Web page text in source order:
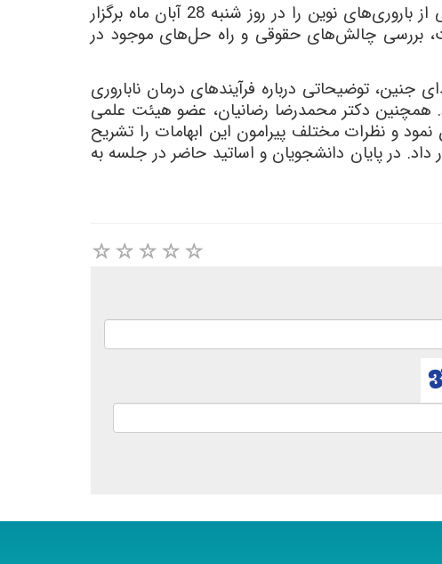
گروه حقوق با همکاری کمیته علمی دانشجویی انجمن فقه و حقوق خانواده ایران نشست دعاوی ناشی از باروری‌های نوین را در روز شنبه 28 آبان ماه برگزار
بررسی چالش‌های حقوقی و راه حل‌های موجود در
توضیحاتی درباره فرآیندهای درمان ناباروری
همچنین دکتر محمدرضا رضانیان، عضو هیئت علمی
و نظرات مختلف پیرامون این ابهامات را تشریح
در پایان دانشجویان و اساتید حاضر در جلسه به